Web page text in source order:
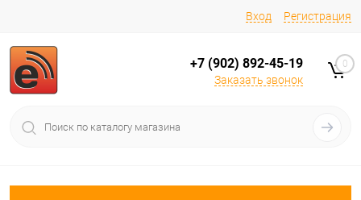
Вход Регистрация
+7 (902) 892-45-19
Заказать звонок
0